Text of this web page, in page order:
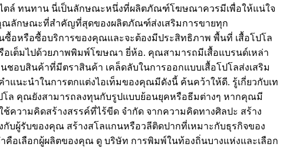
ไตล์ ทนทาน นี่เป็นลักษณะหนึ่งที่ผลิตภัณฑ์โฆษณาควรมีเพื่อให้แน่ใจ
คุณลักษณะที่สำคัญที่สุดของผลิตภัณฑ์ส่งเสริมการขายทุก
ซื้อหรือซื้อบริการของคุณและจะต้องมีประสิทธิภาพ พื้นที่ เสื้อโปโล
อเต็มไปด้วยภาพพิมพ์โฆษณา ยี่ห้อ. คุณสามารถมีเสื้อแบรนด์เหล่า
บสินค้าที่มีตราสินค้า เคล็ดลับในการออกแบบเสื้อโปโลส่งเสริม
นะนำในการตกแต่งไอเท็มของคุณมีดังนี้ ค้นคว้าให้ดี. รู้เกี่ยวกับเท
โล คุณยังสามารถลงทุนกับรูปแบบย้อนยุคหรือธีมต่างๆ หากคุณมี
ความคิดสร้างสรรค์ที่ไร้ขีด จำกัด จากความคิดทางศิลปะ สร้าง
บผู้รับของคุณ สร้างสโลแกนหรือวลีติดปากที่เหมาะกับธุรกิจของ
อเลือกผู้ผลิตของคุณ ดู บริษัท การพิมพ์ในท้องถิ่นบางแห่งและเลือก